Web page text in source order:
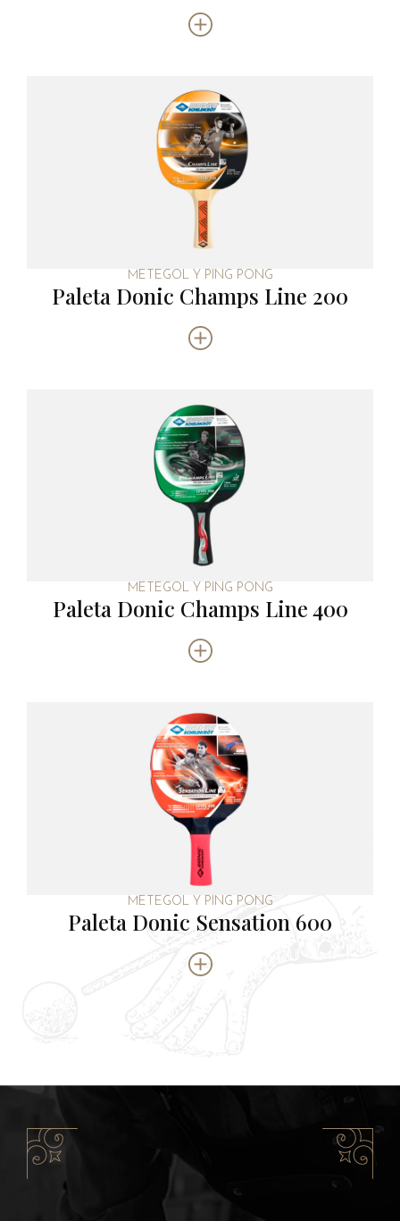
METEGOL Y PING PONG
Paleta Donic Champs Line 200
METEGOL Y PING PONG
Paleta Donic Champs Line 400
METEGOL Y PING PONG
Paleta Donic Sensation 600